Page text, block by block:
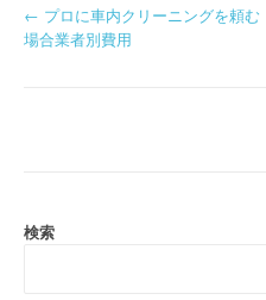
P
a
← プロに車内クリーニングを頼む
場合業者別費用
検索